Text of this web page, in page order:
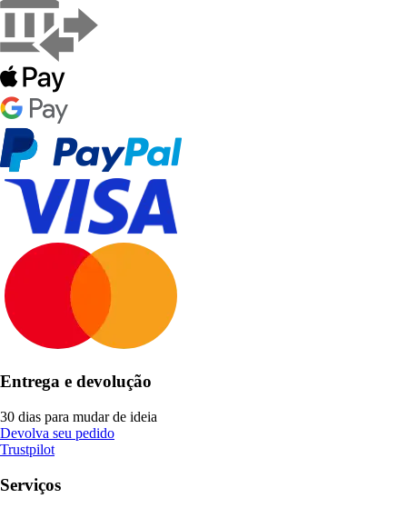
Entrega e devolução
30 dias para mudar de ideia
Devolva seu pedido
Trustpilot
Serviços